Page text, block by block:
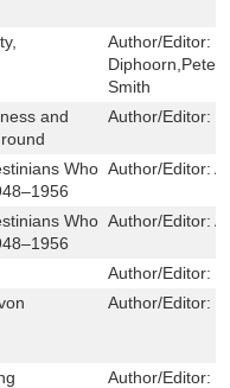
Author/Editor:
Diphoorn,Peter
Smith
and
Author/Editor:
Who Author/Editor:
Who Author/Editor:
Author/Editor:
Author/Editor:
Author/Editor: